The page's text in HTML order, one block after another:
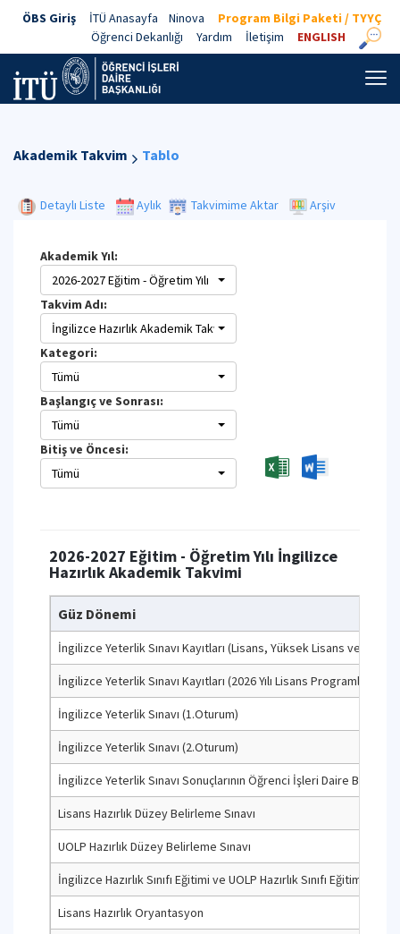
ÖBS Giriş İTÜ Anasayfa Ninova
Program Bilgi Paketi / TYYÇ
Öğrenci Dekanlığı
Yardım İletişim ENGLISH
Akademik Takvim Tablo
Detaylı Liste Aylık Takvimime Aktar Arşiv
Akademik Yıl:
2026-2027 Eğitim - Öğretim Yılı
Takvim Adı:
İngilizce Hazırlık Akademik Takvimi
Kategori:
Tümü
Başlangıç ve Sonrası:
Tümü
Bitiş ve Öncesi:
Tümü
2026-2027 Eğitim - Öğretim Yılı İngilizce
Hazırlık Akademik Takvimi
Güz Dönemi
İngilizce Yeterlik Sınavı Kayıtları (Lisans, Yüksek Lisans ve
İngilizce Yeterlik Sınavı Kayıtları (2026 Yılı Lisans
İngilizce Yeterlik Sınavı (1.Oturum)
İngilizce Yeterlik Sınavı (2.Oturum)
İngilizce Yeterlik Sınavı Sonuçlarının Öğrenci İşleri Daire
Lisans Hazırlık Düzey Belirleme Sınavı
UOLP Hazırlık Düzey Belirleme Sınavı
İngilizce Hazırlık Sınıfı Eğitimi ve UOLP Hazırlık Sınıfı Eğitimi Güz
Lisans Hazırlık Oryantasyon